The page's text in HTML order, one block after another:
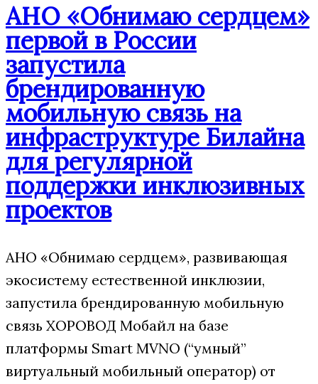
АНО «Обнимаю сердцем»
первой в России
запустила
брендированную
мобильную связь на
инфраструктуре Билайна
для регулярной
поддержки инклюзивных
проектов
АНО «Обнимаю сердцем», развивающая
экосистему естественной инклюзии,
запустила брендированную мобильную
связь ХОРОВОД Мобайл на базе
платформы Smart MVNO (“умный”
виртуальный мобильный оператор) от